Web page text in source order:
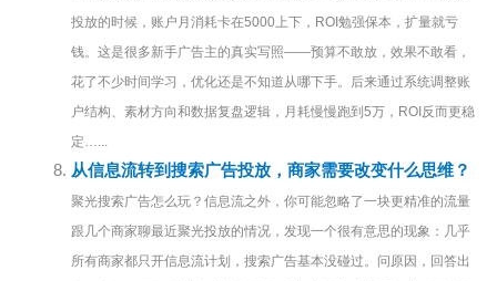
投放的时候，账户月消耗卡在5000上下，ROI勉强保本，扩量就亏
钱。这是很多新手广告主的真实写照——预算不敢放，效果不敢看，
花了不少时间学习，优化还是不知道从哪下手。后来通过系统调整账
户结构、素材方向和数据复盘逻辑，月耗慢慢跑到5万，ROI反而更稳
定…...
从信息流转到搜索广告投放，商家需要改变什么思维？
聚光搜索广告怎么玩？信息流之外，你可能忽略了一块更精准的流量
跟几个商家聊最近聚光投放的情况，发现一个很有意思的现象：几乎
所有商家都只开信息流计划，搜索广告基本没碰过。问原因，回答出